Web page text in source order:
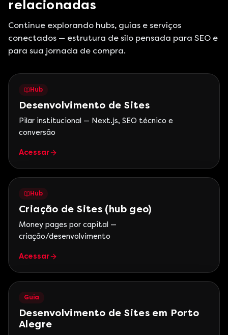
relacionadas
Continue explorando hubs, guias e serviços
conectados — estrutura de silo pensada para SEO e
para sua jornada de compra.
Hub
Desenvolvimento de Sites
Pilar institucional — Next.js, SEO técnico e
conversão
Acessar
Hub
Criação de Sites (hub geo)
Money pages por capital —
criação/desenvolvimento
Acessar
Guia
Desenvolvimento de Sites em Porto
Alegre